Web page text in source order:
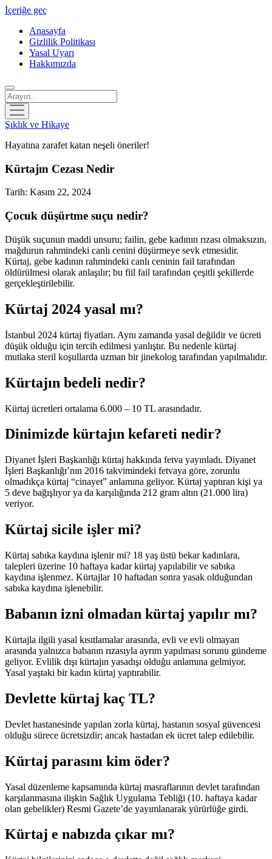
İçeriğe geç
Anasayfa
Gizlilik Politikası
Yasal Uyarı
Hakkımızda
Arama
menüyü
aç
Şıklık ve Hikaye
Hayatına zarafet katan neşeli öneriler!
Kürtajın Cezası Nedir
Tarih: Kasım 22, 2024
Çocuk düşürtme suçu nedir?
Düşük suçunun maddi unsuru; failin, gebe kadının rızası olmaksızın,
mağdurun rahmindeki canlı cenini düşürmeye sevk etmesidir.
Kürtaj, gebe kadının rahmindeki canlı ceninin fail tarafından
öldürülmesi olarak anlaşılır; bu fiil fail tarafından çeşitli şekillerde
gerçekleştirilebilir.
Kürtaj 2024 yasal mı?
İstanbul 2024 kürtaj fiyatları. Aynı zamanda yasal değildir ve ücreti
düşük olduğu için tercih edilmesi yanlıştır. Bu nedenle kürtaj
mutlaka steril koşullarda uzman bir jinekolog tarafından yapılmalıdır.
Kürtajın bedeli nedir?
Kürtaj ücretleri ortalama 6.000 – 10 TL arasındadır.
Dinimizde kürtajın kefareti nedir?
Diyanet İşleri Başkanlığı kürtaj hakkında fetva yayınladı. Diyanet
İşleri Başkanlığı’nın 2016 takvimindeki fetvaya göre, zorunlu
olmadıkça kürtaj “cinayet” anlamına geliyor. Kürtaj yaptıran kişi ya
5 deve bağışlıyor ya da karşılığında 212 gram altın (21.000 lira)
veriyor.
Kürtaj sicile işler mi?
Kürtaj sabıka kaydına işlenir mi? 18 yaş üstü bekar kadınlara,
talepleri üzerine 10 haftaya kadar kürtaj yapılabilir ve sabıka
kaydına işlenmez. Kürtajlar 10 haftadan sonra yasak olduğundan
sabıka kaydına işlenebilir.
Babanın izni olmadan kürtaj yapılır mı?
Kürtajla ilgili yasal kısıtlamalar arasında, evli ve evli olmayan
arasında yalnızca babanın rızasıyla ayrım yapılması sorunu gündeme
geliyor. Evlilik dışı kürtajın yasadışı olduğu anlamına gelmiyor.
Yasal yaştaki bir kadın kürtaj yaptırabilir.
Devlette kürtaj kaç TL?
Devlet hastanesinde yapılan zorla kürtaj, hastanın sosyal güvencesi
olduğu sürece ücretsizdir; ancak hastadan ek ücret talep edilebilir.
Kürtaj parasını kim öder?
Yasal düzenleme kapsamında kürtaj masraflarının devlet tarafından
karşılanmasına ilişkin Sağlık Uygulama Tebliği (10. haftaya kadar
olan gebelikler) Resmi Gazete’de yayımlanarak yürürlüğe girdi.
Kürtaj e nabızda çıkar mı?